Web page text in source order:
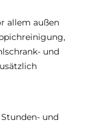
allem außen
und
und